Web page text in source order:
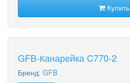
Купить
GFB-Канарейка C770-2
Бренд: GFB